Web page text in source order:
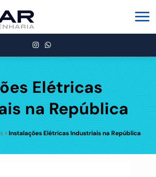
Elétricas
na República
»Instalações Elétricas Industriais na República